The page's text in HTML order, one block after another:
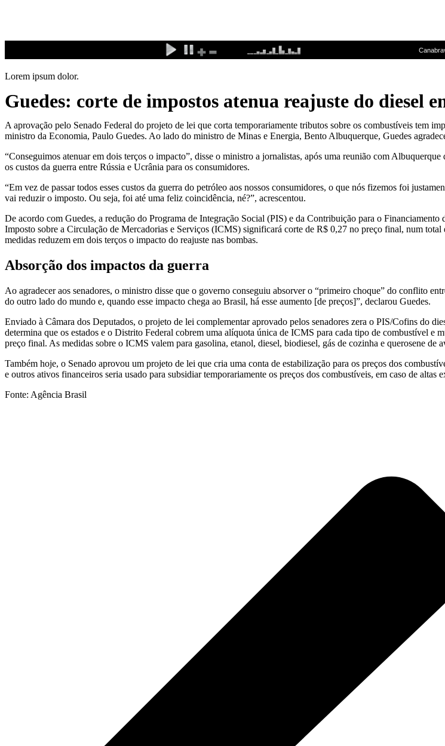
conteúdo
Lorem ipsum dolor.
Guedes: corte de impostos atenua reajuste do diesel
A aprovação pelo Senado Federal do projeto de lei que corta temporariamente tributos sobre os combustíveis tem
ministro da Economia, Paulo Guedes. Ao lado do ministro de Minas e Energia, Bento Albuquerque, Guedes
“Conseguimos atenuar em dois terços o impacto”, disse o ministro a jornalistas, após uma reunião com
os custos da guerra entre Rússia e Ucrânia para os consumidores.
“Em vez de passar todos esses custos da guerra do petróleo aos nossos consumidores, o que nós fizemos foi
vai reduzir o imposto. Ou seja, foi até uma feliz coincidência, né?”, acrescentou.
De acordo com Guedes, a redução do Programa de Integração Social (PIS) e da Contribuição para o
Imposto sobre a Circulação de Mercadorias e Serviços (ICMS) significará corte de R$ 0,27 no preço final, num
medidas reduzem em dois terços o impacto do reajuste nas bombas.
Absorção dos impactos da guerra
Ao agradecer aos senadores, o ministro disse que o governo conseguiu absorver o “primeiro choque” do conflito
do outro lado do mundo e, quando esse impacto chega ao Brasil, há esse aumento [de preços]”, declarou Guedes.
Enviado à Câmara dos Deputados, o projeto de lei complementar aprovado pelos senadores zera o PIS/Cofins do
determina que os estados e o Distrito Federal cobrem uma alíquota única de ICMS para cada tipo de combustível
preço final. As medidas sobre o ICMS valem para gasolina, etanol, diesel, biodiesel, gás de cozinha e querosene de
Também hoje, o Senado aprovou um projeto de lei que cria uma conta de estabilização para os preços dos
e outros ativos financeiros seria usado para subsidiar temporariamente os preços dos combustíveis, em caso de altas
Fonte: Agência Brasil